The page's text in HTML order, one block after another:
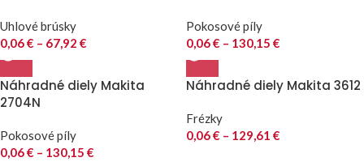
Uhlové brúsky
0,06€ – 67,92 €
Pokosové píly
0,06€ – 130,15 €
Náhradné diely Makita
2704N
Pokosové píly
0,06€ – 130,15 €
Náhradné diely Makita 3612
Frézky
0,06€ – 129,61 €